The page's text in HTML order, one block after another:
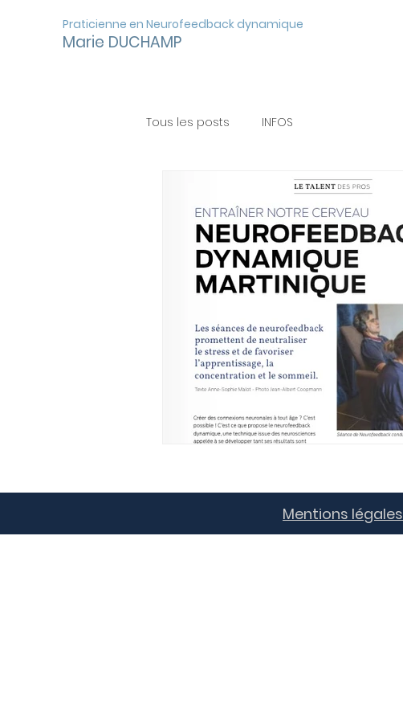
Praticienne en Neurofeedback dynamique
Marie DUCHAMP
Tous les posts INFOS
Mentions légales